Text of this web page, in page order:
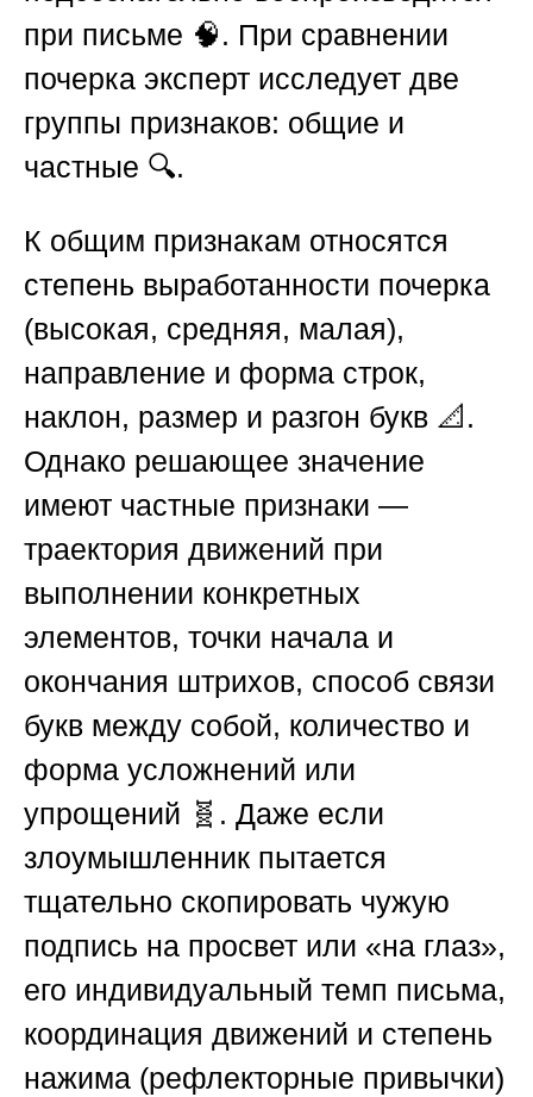
при письме 🧠. При сравнении
почерка эксперт исследует две
группы признаков: общие и
частные 🔍.
К общим признакам относятся
степень выработанности почерка
(высокая, средняя, малая),
направление и форма строк,
наклон, размер и разгон букв 📐.
Однако решающее значение
имеют частные признаки —
траектория движений при
выполнении конкретных
элементов, точки начала и
окончания штрихов, способ связи
букв между собой, количество и
форма усложнений или
упрощений 🧬. Даже если
злоумышленник пытается
тщательно скопировать чужую
подпись на просвет или «на глаз»,
его индивидуальный темп письма,
координация движений и степень
нажима (рефлекторные привычки)